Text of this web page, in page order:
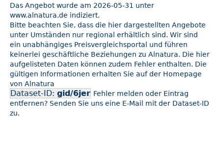
Das Angebot wurde am 2026-05-31 unter
www.alnatura.de indiziert.
Bitte beachten Sie, dass die hier dargestellten Angebote
unter Umständen nur regional erhältlich sind. Wir sind
ein unabhängiges Preisvergleichsportal und führen
keinerlei geschäftliche Beziehungen zu Alnatura. Die hier
aufgelisteten Daten können zudem Fehler enthalten. Die
gültigen Informationen erhalten Sie auf der Homepage
von Alnatura
Dataset-ID: gid/6jer Fehler melden oder Eintrag
entfernen? Senden Sie uns eine E-Mail mit der Dataset-ID
zu.